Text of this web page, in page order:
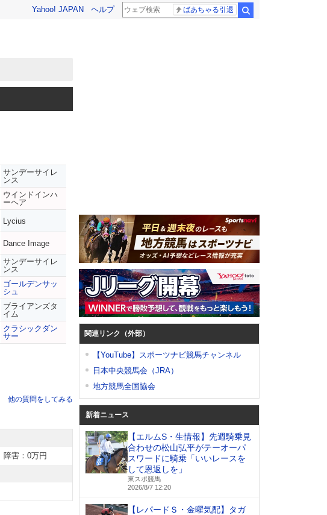
Yahoo! JAPAN ヘルプ ばあちゃる引退
サンデーサイレ
ンス
ウインドインハ
ーヘア
Lycius
Dance Image
サンデーサイレ
ンス
ゴールデンサッ
シュ
ブライアンズタ
イム
クラシックダン
サー
他の質問をしてみる
障害：0万円
関連リンク（外部）
【YouTube】スポーツナビ競馬チャンネル
日本中央競馬会（JRA）
地方競馬全国協会
新着ニュース
【エルムS・生情報】先週騎乗見
合わせの松山弘平がテーオーパ
スワードに騎乗「いいレースを
して恩返しを」
東スポ競馬
2026/8/7 12:20
【レパードＳ・金曜気配】タガ